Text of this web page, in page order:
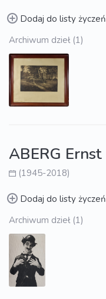
Dodaj do listy życzeń
Archiwum dzieł (1)
ABERG Ernst
(1945-2018)
Dodaj do listy życzeń
Archiwum dzieł (1)